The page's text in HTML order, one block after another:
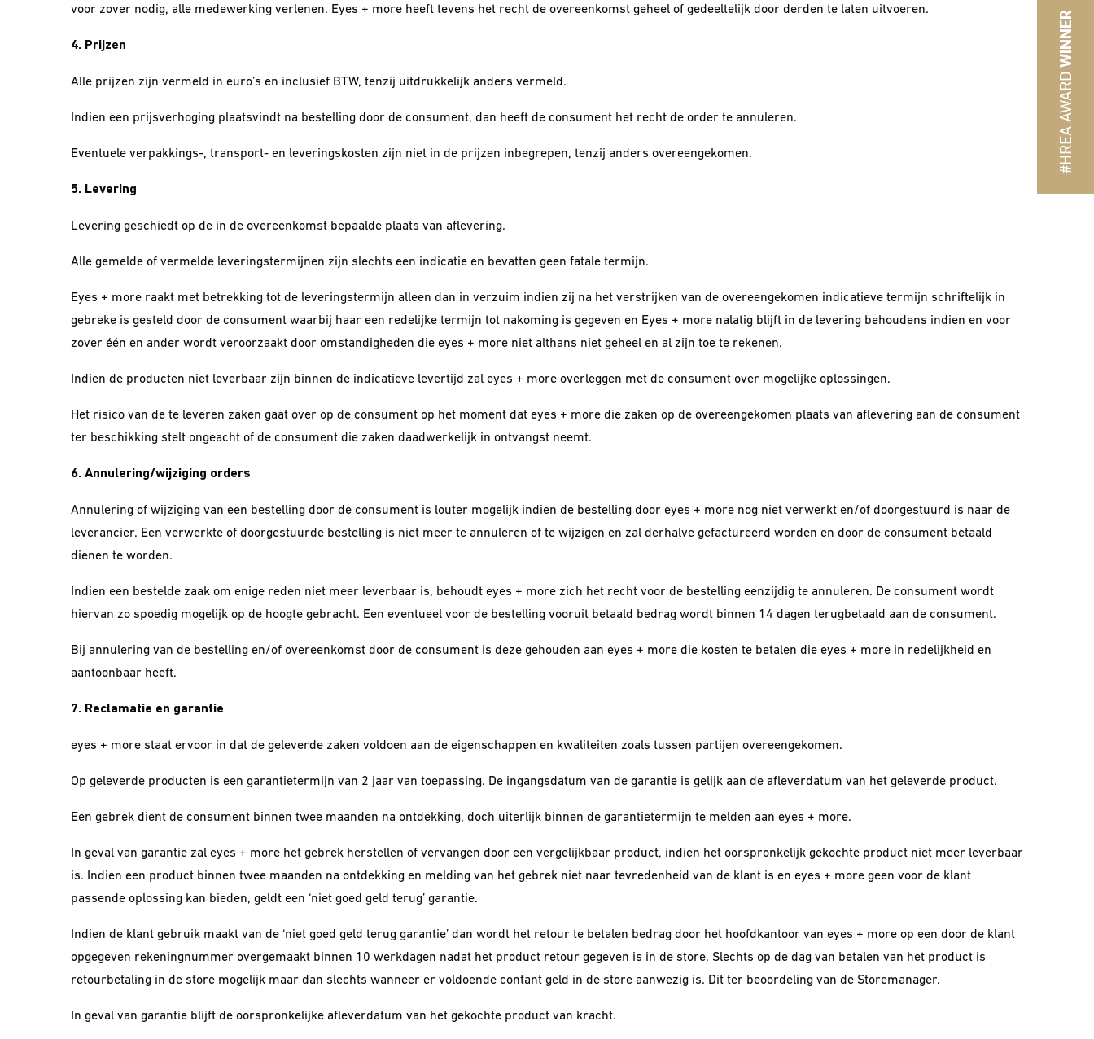
#HREA AWARD
WINNER
voor zover nodig, alle medewerking verlenen. Eyes + more heeft tevens het recht de overeenkomst geheel of gedeeltelijk door derden te laten uitvoeren.
4. Prijzen
Alle prijzen zijn vermeld in euro’s en inclusief BTW, tenzij uitdrukkelijk anders vermeld.
Indien een prijsverhoging plaatsvindt na bestelling door de consument, dan heeft de consument het recht de order te annuleren.
Eventuele verpakkings-, transport- en leveringskosten zijn niet in de prijzen inbegrepen, tenzij anders overeengekomen.
5. Levering
Levering geschiedt op de in de overeenkomst bepaalde plaats van aflevering.
Alle gemelde of vermelde leveringstermijnen zijn slechts een indicatie en bevatten geen fatale termijn.
Eyes + more raakt met betrekking tot de leveringstermijn alleen dan in verzuim indien zij na het verstrijken van de overeengekomen indicatieve termijn schriftelijk in
gebreke is gesteld door de consument waarbij haar een redelijke termijn tot nakoming is gegeven en Eyes + more nalatig blijft in de levering behoudens indien en voor
zover één en ander wordt veroorzaakt door omstandigheden die eyes + more niet althans niet geheel en al zijn toe te rekenen.
Indien de producten niet leverbaar zijn binnen de indicatieve levertijd zal eyes + more overleggen met de consument over mogelijke oplossingen.
Het risico van de te leveren zaken gaat over op de consument op het moment dat eyes + more die zaken op de overeengekomen plaats van aflevering aan de consument
ter beschikking stelt ongeacht of de consument die zaken daadwerkelijk in ontvangst neemt.
6. Annulering/wijziging orders
Annulering of wijziging van een bestelling door de consument is louter mogelijk indien de bestelling door eyes + more nog niet verwerkt en/of doorgestuurd is naar de
leverancier. Een verwerkte of doorgestuurde bestelling is niet meer te annuleren of te wijzigen en zal derhalve gefactureerd worden en door de consument betaald
dienen te worden.
Indien een bestelde zaak om enige reden niet meer leverbaar is, behoudt eyes + more zich het recht voor de bestelling eenzijdig te annuleren. De consument wordt
hiervan zo spoedig mogelijk op de hoogte gebracht. Een eventueel voor de bestelling vooruit betaald bedrag wordt binnen 14 dagen terugbetaald aan de consument.
Bij annulering van de bestelling en/of overeenkomst door de consument is deze gehouden aan eyes + more die kosten te betalen die eyes + more in redelijkheid en
aantoonbaar heeft.
7. Reclamatie en garantie
eyes + more staat ervoor in dat de geleverde zaken voldoen aan de eigenschappen en kwaliteiten zoals tussen partijen overeengekomen.
Op geleverde producten is een garantietermijn van 2 jaar van toepassing. De ingangsdatum van de garantie is gelijk aan de afleverdatum van het geleverde product.
Een gebrek dient de consument binnen twee maanden na ontdekking, doch uiterlijk binnen de garantietermijn te melden aan eyes + more.
In geval van garantie zal eyes + more het gebrek herstellen of vervangen door een vergelijkbaar product, indien het oorspronkelijk gekochte product niet meer leverbaar
is. Indien een product binnen twee maanden na ontdekking en melding van het gebrek niet naar tevredenheid van de klant is en eyes + more geen voor de klant
passende oplossing kan bieden, geldt een ‘niet goed geld terug’ garantie.
Indien de klant gebruik maakt van de ‘niet goed geld terug garantie’ dan wordt het retour te betalen bedrag door het hoofdkantoor van eyes + more op een door de klant
opgegeven rekeningnummer overgemaakt binnen 10 werkdagen nadat het product retour gegeven is in de store. Slechts op de dag van betalen van het product is
retourbetaling in de store mogelijk maar dan slechts wanneer er voldoende contant geld in de store aanwezig is. Dit ter beoordeling van de Storemanager.
In geval van garantie blijft de oorspronkelijke afleverdatum van het gekochte product van kracht.